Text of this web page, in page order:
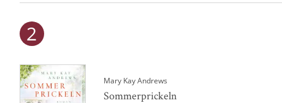
Mary Kay Andrews
Sommerprickeln